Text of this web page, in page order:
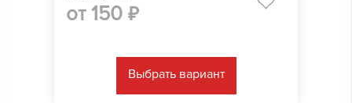
от150 ₽
Выбрать вариант